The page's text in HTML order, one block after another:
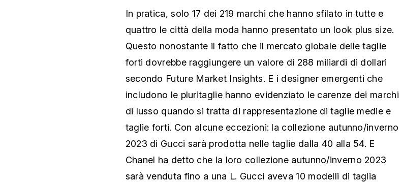
In pratica, solo 17 dei 219 marchi che hanno sfilato in tutte e
quattro le città della moda hanno presentato un look plus size.
Questo nonostante il fatto che il mercato globale delle taglie
forti dovrebbe raggiungere un valore di 288 miliardi di dollari
secondo Future Market Insights. E i designer emergenti che
includono le pluritaglie hanno evidenziato le carenze dei marchi
di lusso quando si tratta di rappresentazione di taglie medie e
taglie forti. Con alcune eccezioni: la collezione autunno/inverno
2023 di Gucci sarà prodotta nelle taglie dalla 40 alla 54. E
Chanel ha detto che la loro collezione autunno/inverno 2023
sarà venduta fino a una L. Gucci aveva 10 modelli di taglia